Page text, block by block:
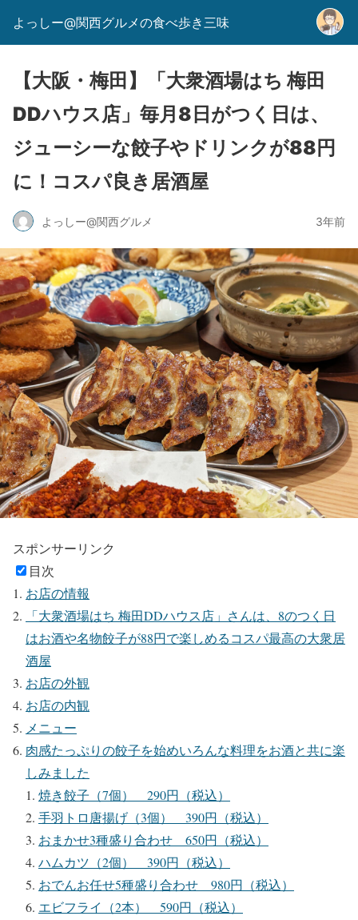
よっしー@関西グルメの食べ歩き三味
【大阪・梅田】「大衆酒場はち 梅田
DDハウス店」毎月8日がつく日は、
ジューシーな餃子やドリンクが88円
に！コスパ良き居酒屋
よっしー@関西グルメ 3年前
スポンサーリンク
目次
お店の情報
「大衆酒場はち 梅田DDハウス店」さんは、8のつく日
はお酒や名物餃子が88円で楽しめるコスパ最高の大衆居
酒屋
お店の外観
お店の内観
メニュー
肉感たっぷりの餃子を始めいろんな料理をお酒と共に楽
しみました
焼き餃子（7個） 290円（税込）
手羽トロ唐揚げ（3個） 390円（税込）
おまかせ3種盛り合わせ 650円（税込）
ハムカツ（2個） 390円（税込）
おでんお任せ5種盛り合わせ 980円（税込）
エビフライ（2本） 590円（税込）